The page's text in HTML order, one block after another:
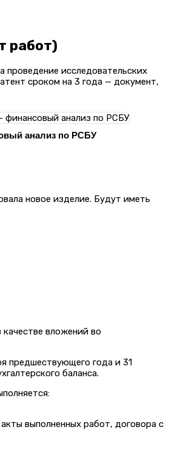
работ)
проведение исследовательских
сроком на 3 года — документ,
анализ по РСБУ
новое изделие. Будут иметь
вложений во
предшествующего года и 31
баланса.
выполненных работ, договора с